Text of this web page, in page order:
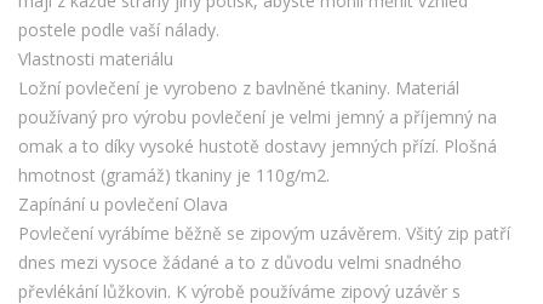
postele podle vaší nálady.
Vlastnosti materiálu
Ložní povlečení je vyrobeno z bavlněné tkaniny. Materiál
používaný pro výrobu povlečení je velmi jemný a příjemný na
omak a to díky vysoké hustotě dostavy jemných přízí. Plošná
hmotnost (gramáž) tkaniny je 110g/m2.
Zapínání u povlečení Olava
Povlečení vyrábíme běžně se zipovým uzávěrem. Všitý zip patří
dnes mezi vysoce žádané a to z důvodu velmi snadného
převlékání lůžkovin. K výrobě používáme zipový uzávěr s